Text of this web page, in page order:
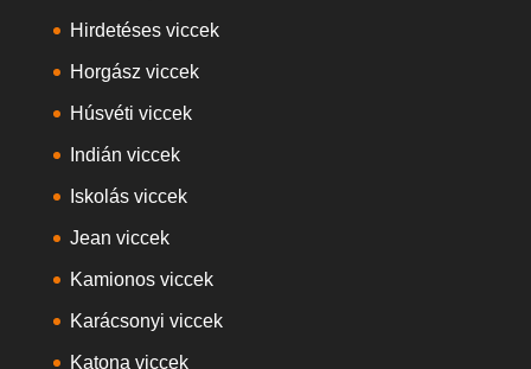
Hirdetéses viccek
Horgász viccek
Húsvéti viccek
Indián viccek
Iskolás viccek
Jean viccek
Kamionos viccek
Karácsonyi viccek
Katona viccek